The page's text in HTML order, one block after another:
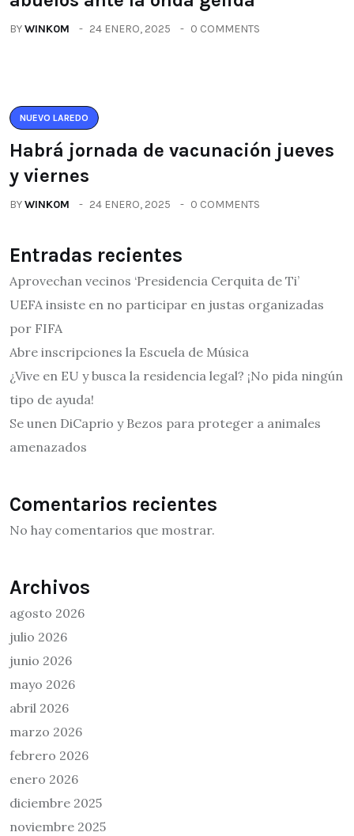
BYWINK0M 24 ENERO, 2025 0 COMMENTS
NUEVO LAREDO
Habrá jornada de vacunación jueves
y viernes
BYWINK0M 24 ENERO, 2025 0 COMMENTS
Entradas recientes
Aprovechan vecinos ‘Presidencia Cerquita de Ti’
UEFA insiste en no participar en justas organizadas
por FIFA
Abre inscripciones la Escuela de Música
¿Vive en EU y busca la residencia legal? ¡No pida ningún
tipo de ayuda!
Se unen DiCaprio y Bezos para proteger a animales
amenazados
Comentarios recientes
No hay comentarios que mostrar.
Archivos
agosto 2026
julio 2026
junio 2026
mayo 2026
abril 2026
marzo 2026
febrero 2026
enero 2026
diciembre 2025
noviembre 2025